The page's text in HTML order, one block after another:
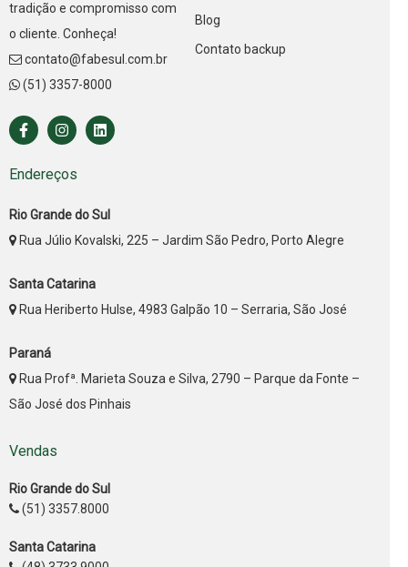
tradição e compromisso com
o cliente. Conheça!
contato@fabesul.com.br
(51) 3357-8000
Blog
Contato backup
Endereços
Rio Grande do Sul
Rua Júlio Kovalski, 225 – Jardim São Pedro, Porto Alegre
Santa Catarina
Rua Heriberto Hulse, 4983 Galpão 10 – Serraria, São José
Paraná
Rua Profª. Marieta Souza e Silva, 2790 – Parque da Fonte –
São José dos Pinhais
Vendas
Rio Grande do Sul
(51) 3357.8000
Santa Catarina